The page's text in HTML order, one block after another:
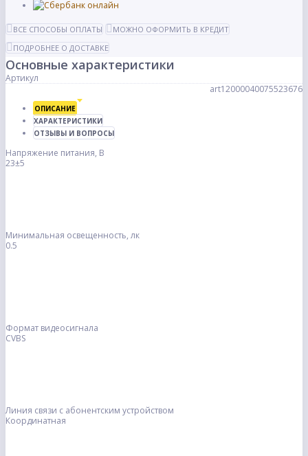
ВСЕ СПОСОБЫ ОПЛАТЫ
МОЖНО ОФОРМИТЬ В КРЕДИТ
ПОДРОБНЕЕ О ДОСТАВКЕ
Основные характеристики
Артикул
art12000040075523676
ОПИСАНИЕ
ХАРАКТЕРИСТИКИ
ОТЗЫВЫ И ВОПРОСЫ
Напряжение питания, В
23±5
Минимальная освещенность, лк
0.5
Формат видеосигнала
CVBS
Линия связи с абонентским устройством
Координатная